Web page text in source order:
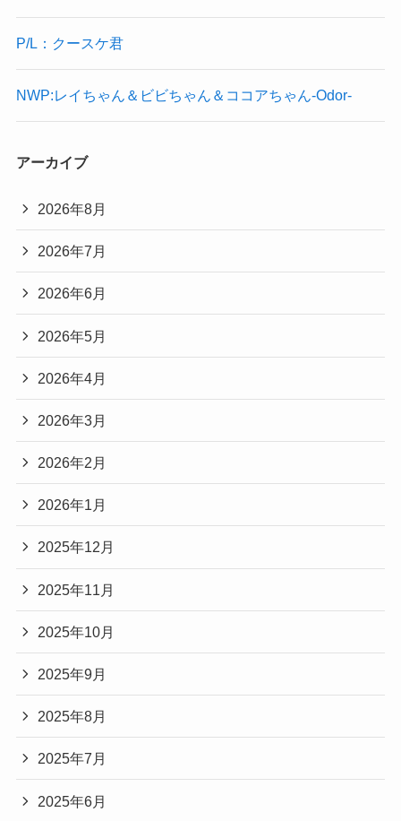
P/L：クースケ君
NWP:レイちゃん＆ビビちゃん＆ココアちゃん-Odor-
アーカイブ
2026年8月
2026年7月
2026年6月
2026年5月
2026年4月
2026年3月
2026年2月
2026年1月
2025年12月
2025年11月
2025年10月
2025年9月
2025年8月
2025年7月
2025年6月